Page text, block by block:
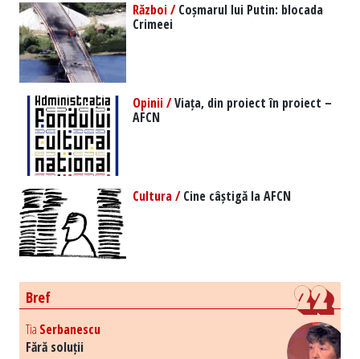
Război /Coșmarul lui Putin: blocada
Crimeei
Opinii /Viața, din proiect în proiect –
AFCN
Cultura /Cine câștigă la AFCN
Bref
Tia Serbanescu
Fără soluții